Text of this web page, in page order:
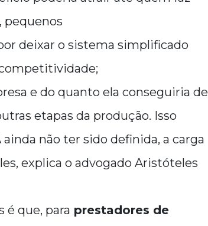
pequenos
deixar o sistema simplificado
e do quanto ela conseguiria de
etapas da produção. Isso
não ter sido definida, a carga
, explica o advogado Aristóteles
é que, para prestadores de